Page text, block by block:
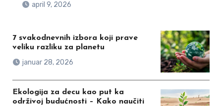
april 9, 2026
7 svakodnevnih izbora koji prave
veliku razliku za planetu
januar 28, 2026
Ekologija za decu kao put ka
održivoj budućnosti – Kako naučiti